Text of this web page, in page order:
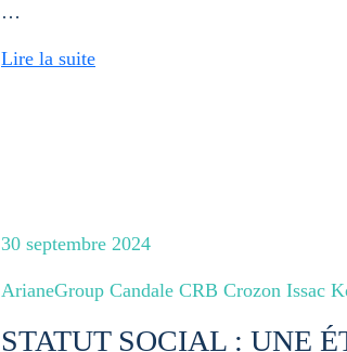
…
Lire la suite
30 septembre 2024
ArianeGroup Candale CRB Crozon Issac
STATUT SOCIAL : UNE